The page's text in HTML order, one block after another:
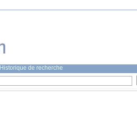
Historique de recherche